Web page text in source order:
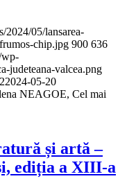
2024/05/lansarea-
chip.jpg 900 636
judeteana-valcea.png
2024-05-20
NEAGOE, Cel mai
și artă –
ediția a XIII-a